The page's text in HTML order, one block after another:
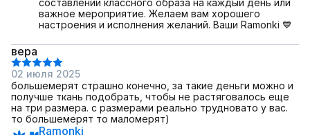
составлении классного образа на каждый день или
важное мероприятие. Желаем вам хорошего
настроения и исполнения желаний. Ваши Ramonki 💙
вера
02 июля 2025
большемерят страшно конечно, за такие деньги можно и
получше ткань подобрать, чтобы не растяговалось еще
на три размера. с размерами реально трудновато у вас.
то большемерят то маломерят)
Ramonki